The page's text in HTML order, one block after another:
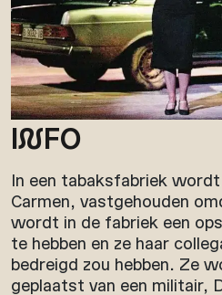
INFO
In een tabaksfabriek
Carmen, vastgehouden
wordt in de fabriek een
te hebben en ze haar
bedreigd zou hebben. Ze
geplaatst van een militair,